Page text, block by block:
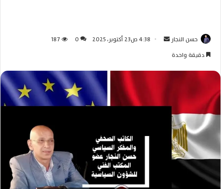
حسن النجار 4:38 ص23 أكتوبر، 2025 0
187
دقيقة واحدة